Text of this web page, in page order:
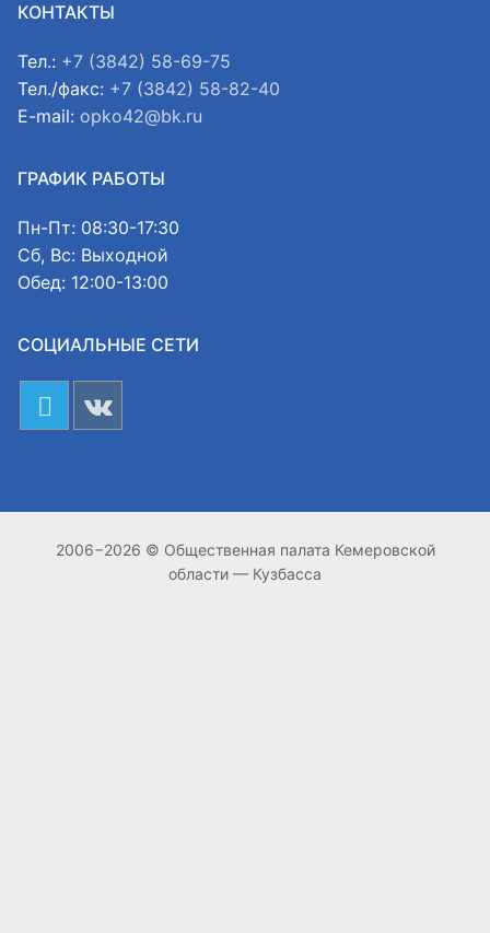
КОНТАКТЫ
Тел.: +7 (3842) 58-69-75
Тел./факс: +7 (3842) 58-82-40
E-mail: opko42@bk.ru
ГРАФИК РАБОТЫ
Пн-Пт: 08:30-17:30
Сб, Вс: Выходной
Обед: 12:00-13:00
СОЦИАЛЬНЫЕ СЕТИ
2006−2026 © Общественная палата Кемеровской
области — Кузбасса